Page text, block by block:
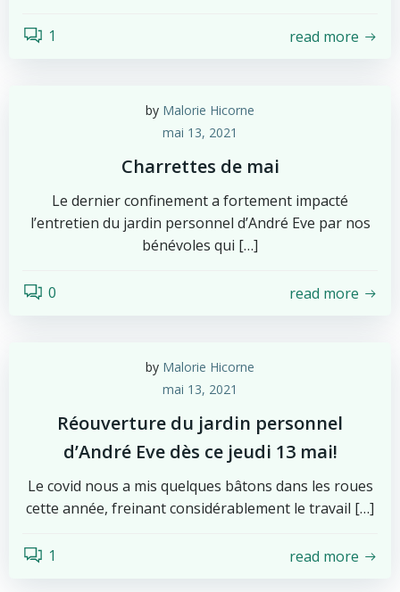
1 read more
by Malorie Hicorne
mai 13, 2021
Charrettes de mai
Le dernier confinement a fortement impacté
l’entretien du jardin personnel d’André Eve par nos
bénévoles qui […]
0 read more
by Malorie Hicorne
mai 13, 2021
Réouverture du jardin personnel
d’André Eve dès ce jeudi 13 mai!
Le covid nous a mis quelques bâtons dans les roues
cette année, freinant considérablement le travail […]
1 read more